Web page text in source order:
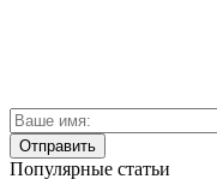
Популярные статьи